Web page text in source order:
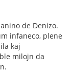
de Denizo.
infaneco, plene
kaj
milojn da